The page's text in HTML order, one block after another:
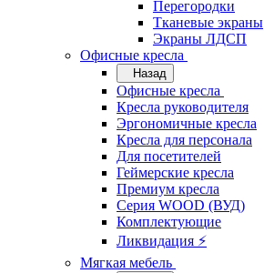
Перегородки
Тканевые экраны
Экраны ЛДСП
Офисные кресла
Назад
Офисные кресла
Кресла руководителя
Эргономичные кресла
Кресла для персонала
Для посетителей
Геймерские кресла
Премиум кресла
Серия WOOD (ВУД)
Комплектующие
Ликвидация ⚡
Мягкая мебель